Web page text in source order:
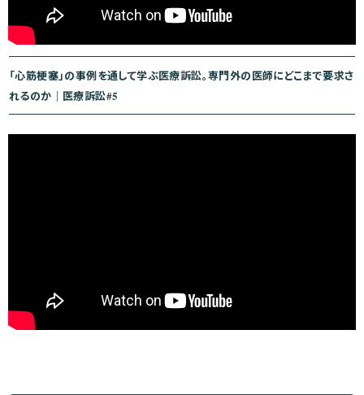
「心筋梗塞」の事例を通して学ぶ医療訴訟。専門外の医師にどこまで要求さ
れるのか｜医療訴訟#5